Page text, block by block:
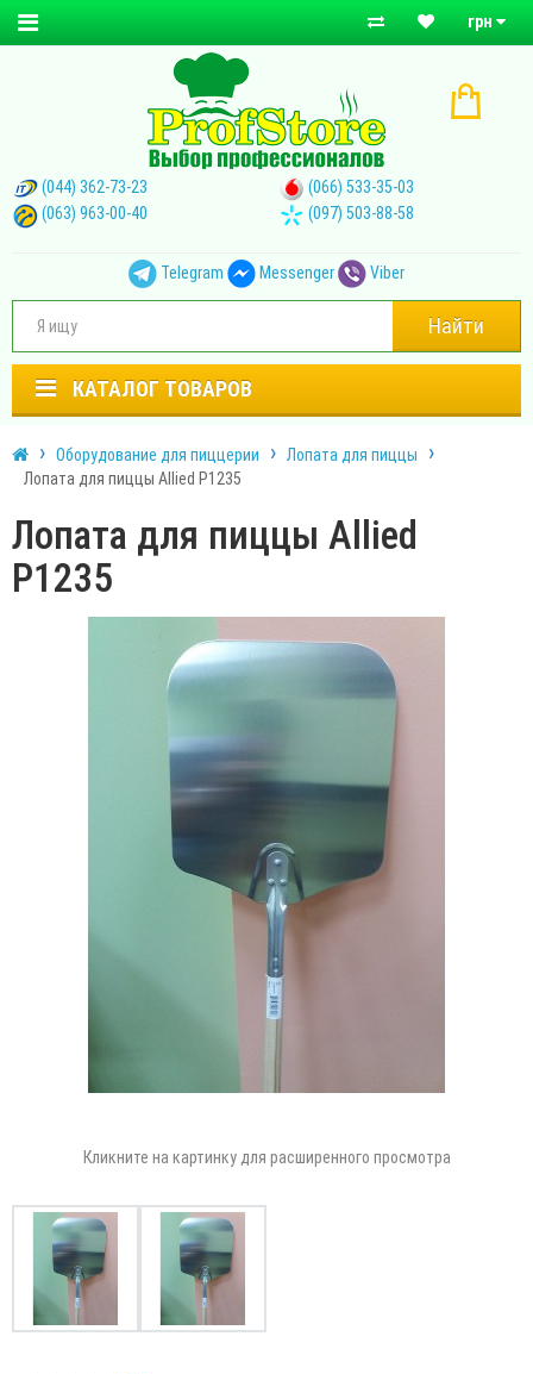
грн
(044) 362-73-23
(066) 533-35-03
(063) 963-00-40
(097) 503-88-58
Telegram Messenger Viber
Найти
КАТАЛОГ ТОВАРОВ
Оборудование для пиццерии
Лопата для пиццы
Лопата для пиццы Allied P1235
Лопата для пиццы Allied
P1235
Кликните на картинку для расширенного просмотра